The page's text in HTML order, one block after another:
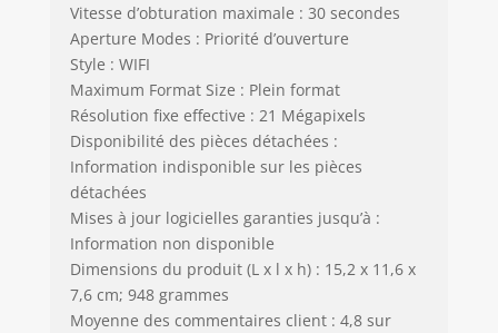
Vitesse d’obturation maximale : 30 secondes
Aperture Modes : Priorité d’ouverture
Style : WIFI
Maximum Format Size : Plein format
Résolution fixe effective : 21 Mégapixels
Disponibilité des pièces détachées :
Information indisponible sur les pièces
détachées
Mises à jour logicielles garanties jusqu’à :
Information non disponible
Dimensions du produit (L x l x h) : 15,2 x 11,6 x
7,6 cm; 948 grammes
Moyenne des commentaires client : 4,8 sur